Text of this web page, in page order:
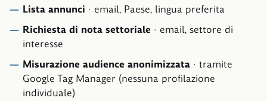
Lista annunci · email, Paese, lingua preferita
Richiesta di nota settoriale · email, settore di
interesse
Misurazione audience anonimizzata · tramite
Google Tag Manager (nessuna profilazione
individuale)